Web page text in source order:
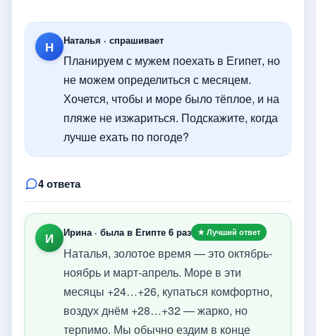
Н Наталья · спрашивает
Планируем с мужем поехать в Египет, но
не можем определиться с месяцем.
Хочется, чтобы и море было тёплое, и на
пляже не изжариться. Подскажите, когда
лучше ехать по погоде?
4 ответа
И Ирина · была в Египте 6 раз ★ Лучший ответ
Наталья, золотое время — это октябрь-
ноябрь и март-апрель. Море в эти
месяцы +24…+26, купаться комфортно,
воздух днём +28…+32 — жарко, но
терпимо. Мы обычно ездим в конце